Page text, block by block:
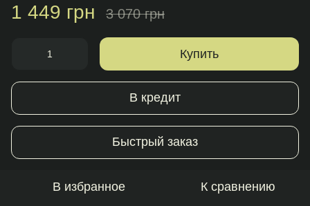
1 449 грн 3 070 грн
Купить
В кредит
Быстрый заказ
В избранное К сравнению